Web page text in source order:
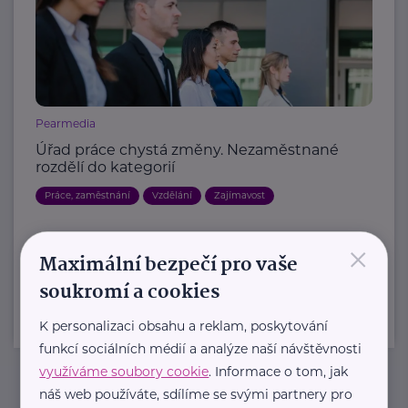
Pearmedia
Úřad práce chystá změny. Nezaměstnané
rozdělí do kategorií
Práce, zaměstnání Vzdělání Zajímavost
Další články ×
Maximální bezpečí pro vaše
soukromí a cookies
K personalizaci obsahu a reklam, poskytování
funkcí sociálních médií a analýze naší návštěvnosti
využíváme soubory cookie. Informace o tom, jak
náš web používáte, sdílíme se svými partnery pro